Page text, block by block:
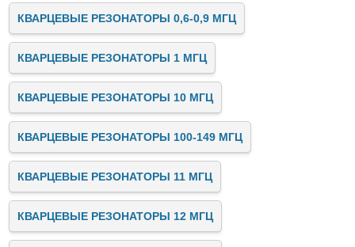
КВАРЦЕВЫЕ РЕЗОНАТОРЫ 0,6-0,9 МГЦ
КВАРЦЕВЫЕ РЕЗОНАТОРЫ 1 МГЦ
КВАРЦЕВЫЕ РЕЗОНАТОРЫ 10 МГЦ
КВАРЦЕВЫЕ РЕЗОНАТОРЫ 100-149 МГЦ
КВАРЦЕВЫЕ РЕЗОНАТОРЫ 11 МГЦ
КВАРЦЕВЫЕ РЕЗОНАТОРЫ 12 МГЦ